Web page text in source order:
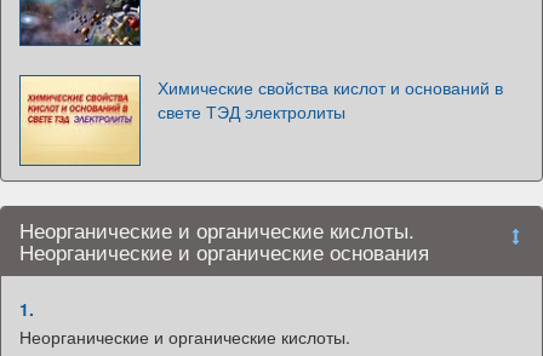
Химические свойства кислот и оснований в
свете ТЭД электролиты
Неорганические и органические кислоты.
Неорганические и органические основания
1.
Неорганические и органические кислоты.